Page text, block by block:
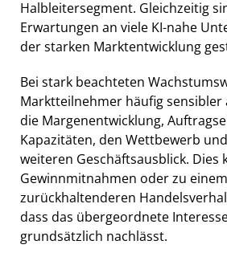
Halbleitersegment. Gleichzeitig
Erwartungen an viele KI-nahe
der starken Marktentwicklung
Bei stark beachteten
Marktteilnehmer häufig sensibler
die Margenentwicklung,
Kapazitäten, den Wettbewerb
weiteren Geschäftsausblick. Dies
Gewinnmitnahmen oder zu einem
zurückhaltenderen
dass das übergeordnete
grundsätzlich nachlässt.